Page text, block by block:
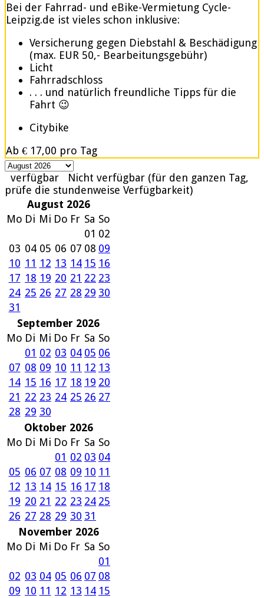
Bei der Fahrrad- und eBike-Vermietung Cycle-
Leipzig.de ist vieles schon inklusive:
Versicherung gegen Diebstahl & Beschädigung
(max. EUR 50,- Bearbeitungsgebühr)
Licht
Fahrradschloss
. . . und natürlich freundliche Tipps für die
Fahrt 😉
Citybike
Ab € 17,00 pro Tag
verfügbar
Nicht verfügbar (für den ganzen Tag,
prüfe die stundenweise Verfügbarkeit)
August 2026
Mo Di Mi Do Fr Sa So
01 02
03 04 05 06 07 08 09
10 11 12 13 14 15 16
17 18 19 20 21 22 23
24 25 26 27 28 29 30
31
September 2026
Mo Di Mi Do Fr Sa So
01 02 03 04 05 06
07 08 09 10 11 12 13
14 15 16 17 18 19 20
21 22 23 24 25 26 27
28 29 30
Oktober 2026
Mo Di Mi Do Fr Sa So
01 02 03 04
05 06 07 08 09 10 11
12 13 14 15 16 17 18
19 20 21 22 23 24 25
26 27 28 29 30 31
November 2026
Mo Di Mi Do Fr Sa So
01
02 03 04 05 06 07 08
09 10 11 12 13 14 15